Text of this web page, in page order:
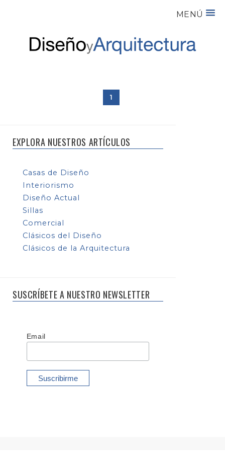
MENÚ
1
EXPLORA NUESTROS ARTÍCULOS
Casas de Diseño
Interiorismo
Diseño Actual
Sillas
Comercial
Clásicos del Diseño
Clásicos de la Arquitectura
SUSCRÍBETE A NUESTRO NEWSLETTER
Email